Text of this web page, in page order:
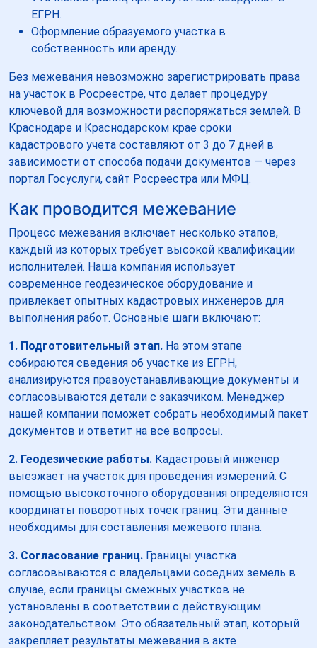
ЕГРН.
Оформление образуемого участка в
собственность или аренду.
Без межевания невозможно зарегистрировать права
на участок в Росреестре, что делает процедуру
ключевой для возможности распоряжаться землей. В
Краснодаре и Краснодарском крае сроки
кадастрового учета составляют от 3 до 7 дней в
зависимости от способа подачи документов — через
портал Госуслуги, сайт Росреестра или МФЦ.
Как проводится межевание
Процесс межевания включает несколько этапов,
каждый из которых требует высокой квалификации
исполнителей. Наша компания использует
современное геодезическое оборудование и
привлекает опытных кадастровых инженеров для
выполнения работ. Основные шаги включают:
1. Подготовительный этап. На этом этапе
собираются сведения об участке из ЕГРН,
анализируются правоустанавливающие документы и
согласовываются детали с заказчиком. Менеджер
нашей компании поможет собрать необходимый пакет
документов и ответит на все вопросы.
2. Геодезические работы. Кадастровый инженер
выезжает на участок для проведения измерений. С
помощью высокоточного оборудования определяются
координаты поворотных точек границ. Эти данные
необходимы для составления межевого плана.
3. Согласование границ. Границы участка
согласовываются с владельцами соседних земель в
случае, если границы смежных участков не
установлены в соответствии с действующим
законодательством. Это обязательный этап, который
закрепляет результаты межевания в акте